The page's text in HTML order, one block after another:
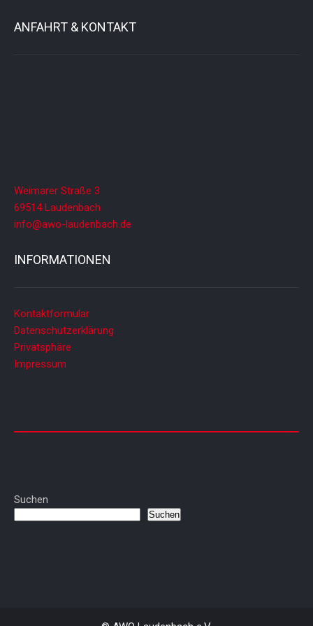
ANFAHRT & KONTAKT
Weimarer Straße 3
69514 Laudenbach
info@awo-laudenbach.de
INFORMATIONEN
Kontaktformular
Datenschutzerklärung
Privatsphäre
Impressum
Suchen
Suchen